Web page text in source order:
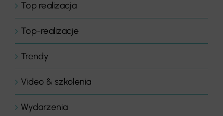
Top realizacja
Top-realizacje
Trendy
Video & szkolenia
Wydarzenia